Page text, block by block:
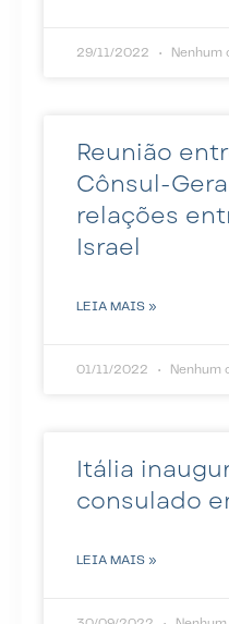
29/11/2022 Nenhum
Reunião
Cônsul-
relações
Israel
LEIA MAIS »
01/11/2022 Nenhum
Itália
consulado
LEIA MAIS »